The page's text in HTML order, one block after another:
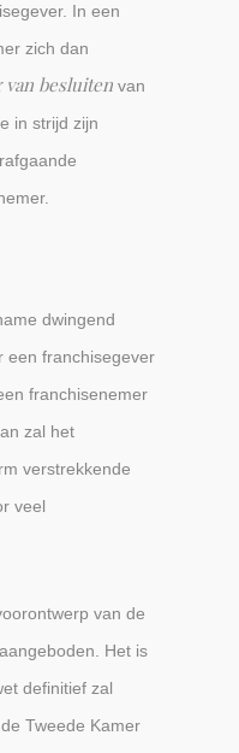
In een
zich dan
besluiten van
in strijd zijn
dwingend
een franchisegever
franchisenemer
zal het
verstrekkende
veel
van de
Het is
definitief zal
Tweede Kamer